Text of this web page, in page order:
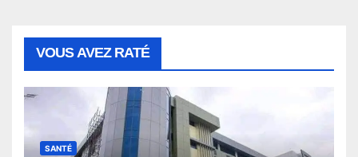
VOUS AVEZ RATÉ
SANTÉ